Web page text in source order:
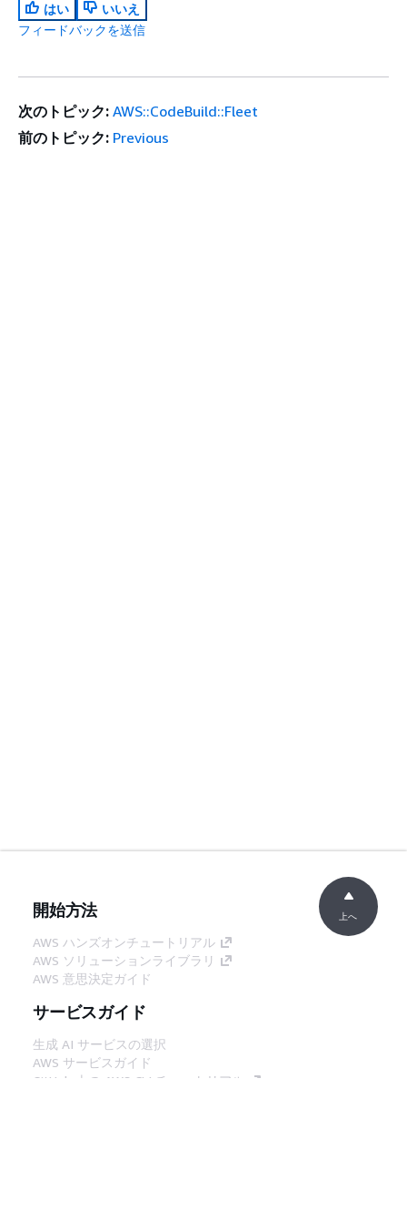
はい
いいえ
フィードバックを送信
次のトピック: AWS::CodeBuild::Fleet
前のトピック: Previous
開始方法
AWS ハンズオンチュートリアル
AWS ソリューションライブラリ
AWS 意思決定ガイド
サービスガイド
生成 AI サービスの選択
AWS サービスガイド
GitHub 上の AWS CLI チュートリアル
上へ